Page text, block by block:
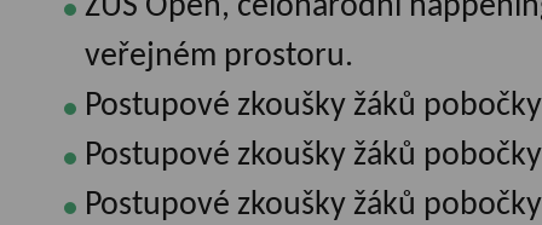
ZUŠ Open, celonárodní
veřejném prostoru.
Postupové zkoušky žáků
Postupové zkoušky žáků
Postupové zkoušky žáků